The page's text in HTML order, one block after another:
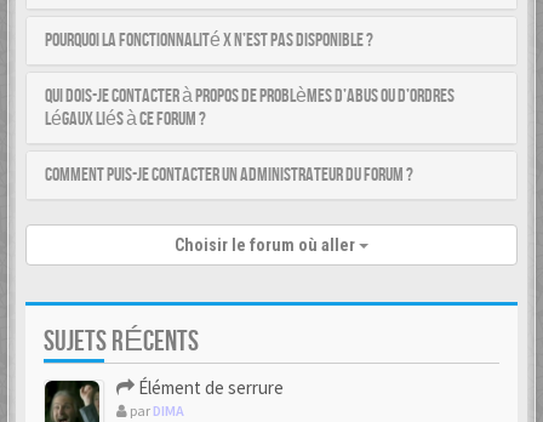
Pourquoi la fonctionnalité X n’est pas disponible ?
Qui dois-je contacter à propos de problèmes d’abus ou d’ordres
légaux liés à ce forum ?
Comment puis-je contacter un administrateur du forum ?
Choisir le forum où aller
SUJETS RÉCENTS
Élément de serrure
par DIMA